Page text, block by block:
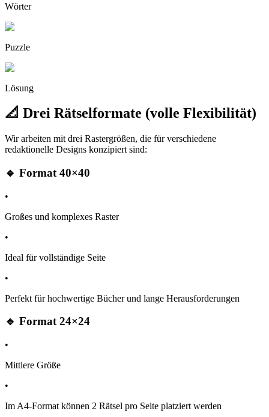
Wörter
Puzzle
Lösung
📐 Drei Rätselformate (volle Flexibilität)
Wir arbeiten mit drei Rastergrößen, die für verschiedene
redaktionelle Designs konzipiert sind:
🔹 Format 40×40
•
Großes und komplexes Raster
•
Ideal für vollständige Seite
•
Perfekt für hochwertige Bücher und lange Herausforderungen
🔹 Format 24×24
•
Mittlere Größe
•
Im A4-Format können 2 Rätsel pro Seite platziert werden